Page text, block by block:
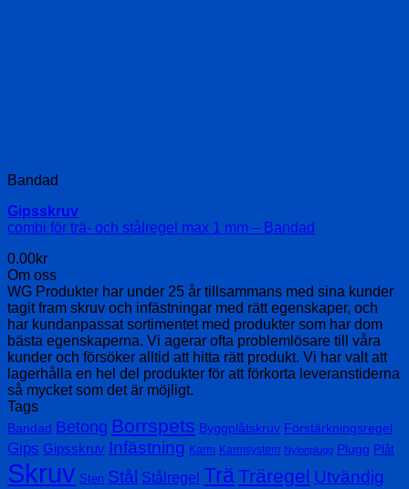
Bandad
Gipsskruv
combi för trä- och stålregel max 1 mm – Bandad
0.00kr
Om oss
WG Produkter har under 25 år tillsammans med sina kunder
tagit fram skruv och infästningar med rätt egenskaper, och
har kundanpassat sortimentet med produkter som har dom
bästa egenskaperna. Vi agerar ofta problemlösare till våra
kunder och försöker alltid att hitta rätt produkt. Vi har valt att
lagerhålla en hel del produkter för att förkorta leveranstiderna
så mycket som det är möjligt.
Tags
Bandad Betong Borrspets Byggplåtskruv Förstärkningsregel
Gips Gipsskruv Infästning Karm Karmsystem Nylonplugg Plugg Plåt
Skruv Sten Stål Stålregel TräTräregel Utvändig